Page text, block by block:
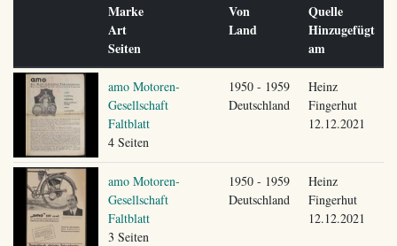
Marke
Art
Seiten
Von
Land
Quelle
Hinzugefügt
am
amo Motoren-
Gesellschaft
Faltblatt
4 Seiten
1950 - 1959
Deutschland
Heinz
Fingerhut
12.12.2021
amo Motoren-
Gesellschaft
Faltblatt
3 Seiten
1950 - 1959
Deutschland
Heinz
Fingerhut
12.12.2021